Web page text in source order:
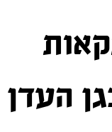
העדן